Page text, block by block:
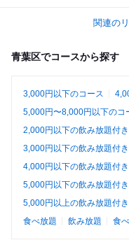
関連の
青葉区でコースから探す
3,000円以下のコース
5,000円〜8,000円以下のコ
2,000円以下の飲み放題付
3,000円以下の飲み放題付
4,000円以下の飲み放題付
5,000円以下の飲み放題付
5,000円以上の飲み放題付
食べ放題
飲み放題 食